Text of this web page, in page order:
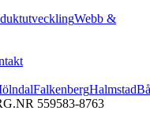
Webb &
FalkenbergHalmstad
559583-8763